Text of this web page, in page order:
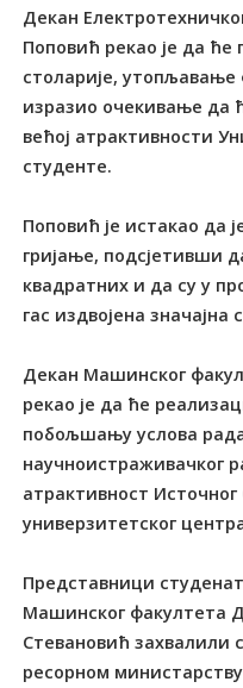
Декан
Поповић рекао је да
столарије, утопљавање
изразио очекивање да
већој атрактивности
студенте.
Поповић је истакао да
гријање, подсјетивши
квадратних и да су у
гас издвојена значајна
Декан Машинског
рекао је да ће
побољшању услова
научноистраживачког
атрактивност Источног
универзитетског
Представници
Машинског факултета
Стевановић захвалили
ресорном